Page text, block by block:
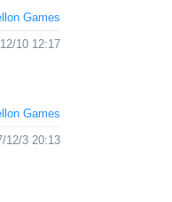
Games
10 12:17
Games
12/3 20:13